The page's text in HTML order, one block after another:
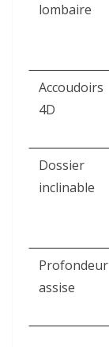
lombaire
Accoudoirs
4D
Dossier
inclinable
Profondeur
assise